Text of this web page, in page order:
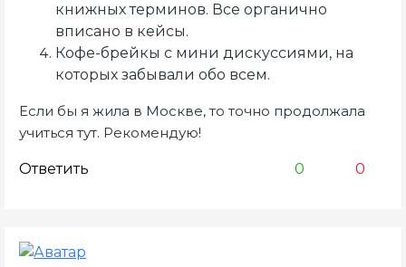
книжных терминов. Все органично
вписано в кейсы.
Кофе-брейкы с мини дискуссиями, на
которых забывали обо всем.
Если бы я жила в Москве, то точно продолжала
учиться тут. Рекомендую!
Ответить 0 0